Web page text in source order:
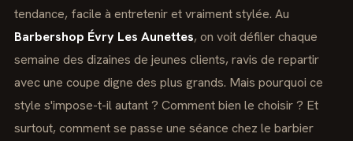
tendance, facile à entretenir et vraiment stylée. Au
Barbershop Évry Les Aunettes, on voit défiler chaque
semaine des dizaines de jeunes clients, ravis de repartir
avec une coupe digne des plus grands. Mais pourquoi ce
style s'impose-t-il autant ? Comment bien le choisir ? Et
surtout, comment se passe une séance chez le barbier